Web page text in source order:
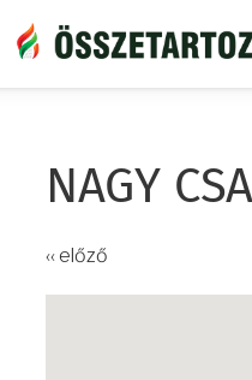
NAGY
‹‹ előző